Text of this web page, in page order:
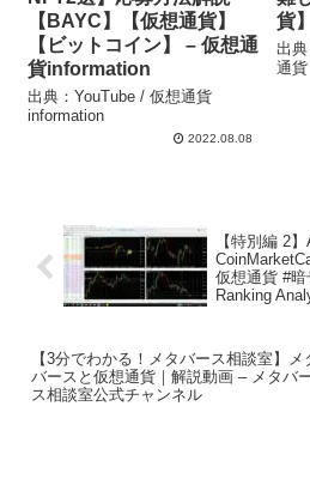
【BAYC】【仮想通貨】
【ビットコイン】 – 仮想通
貨information
出典：YouTube / 仮想通貨
information
2022.08.08
貨
出
通貨
【特別編 2
仮想通貨 #
Ranking
【3分でわかる！メタバース相談室】メ
バースと仮想通貨｜解説動画 – メタバ
ス相談室公式チャンネル